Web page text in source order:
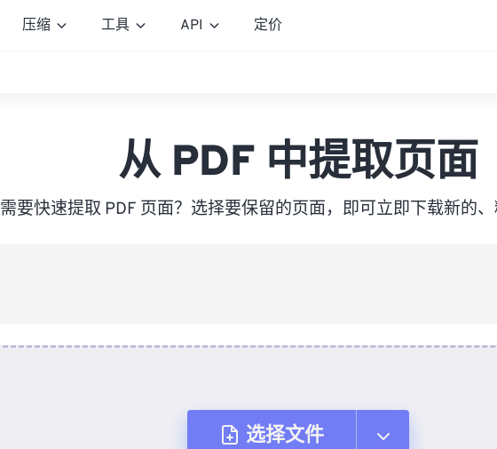
压缩 工具 API 定价
从 PDF 中提取页面
需要快速提取 PDF 页面？选择要保留的页面，即可立即下载新的
选择文件